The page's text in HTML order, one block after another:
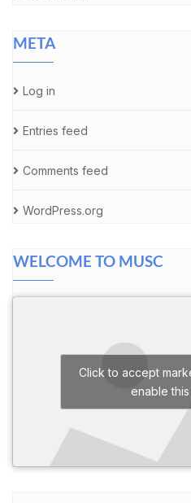
META
Log in
Entries feed
Comments feed
WordPress.org
WELCOME TO MUSC
Click to accept
enable